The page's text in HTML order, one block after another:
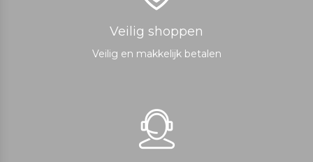
Veilig shoppen
Veilig en makkelijk betalen